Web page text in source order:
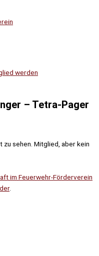
werden
– Tetra-Pager
zu sehen. Mitglied, aber kein
im Feuerwehr-Förderverein
.